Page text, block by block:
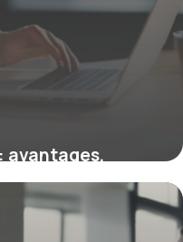
avantages,
fiscal expliqués